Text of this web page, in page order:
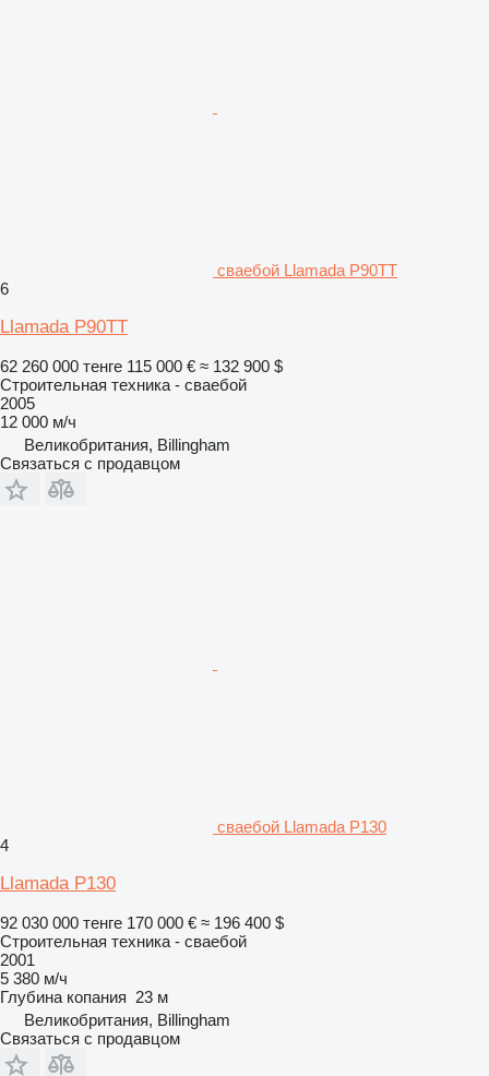
сваебой Llamada P90TT
6
Llamada P90TT
62 260 000 тенге 115 000 € ≈ 132 900 $
Строительная техника - сваебой
2005
12 000 м/ч
Великобритания, Billingham
Связаться с продавцом
сваебой Llamada P130
4
Llamada P130
92 030 000 тенге 170 000 € ≈ 196 400 $
Строительная техника - сваебой
2001
5 380 м/ч
Глубина копания 23 м
Великобритания, Billingham
Связаться с продавцом